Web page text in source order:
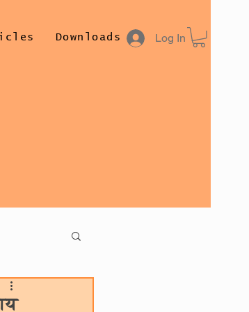
Downloads Author
Log In